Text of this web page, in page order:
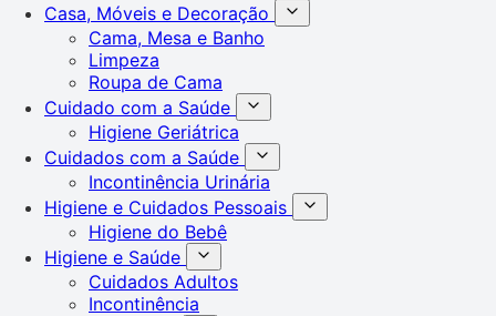
Casa, Móveis e Decoração
Cama, Mesa e Banho
Limpeza
Roupa de Cama
Cuidado com a Saúde
Higiene Geriátrica
Cuidados com a Saúde
Incontinência Urinária
Higiene e Cuidados Pessoais
Higiene do Bebê
Higiene e Saúde
Cuidados Adultos
Incontinência